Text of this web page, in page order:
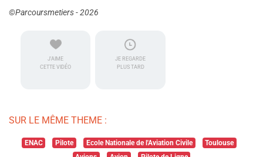
©Parcoursmetiers - 2026
J'AIME
CETTE VIDÉO
JE REGARDE
PLUS TARD
SUR LE MÊME THEME :
ENAC Pilote Ecole Nationale de l'Aviation Civile
Toulouse